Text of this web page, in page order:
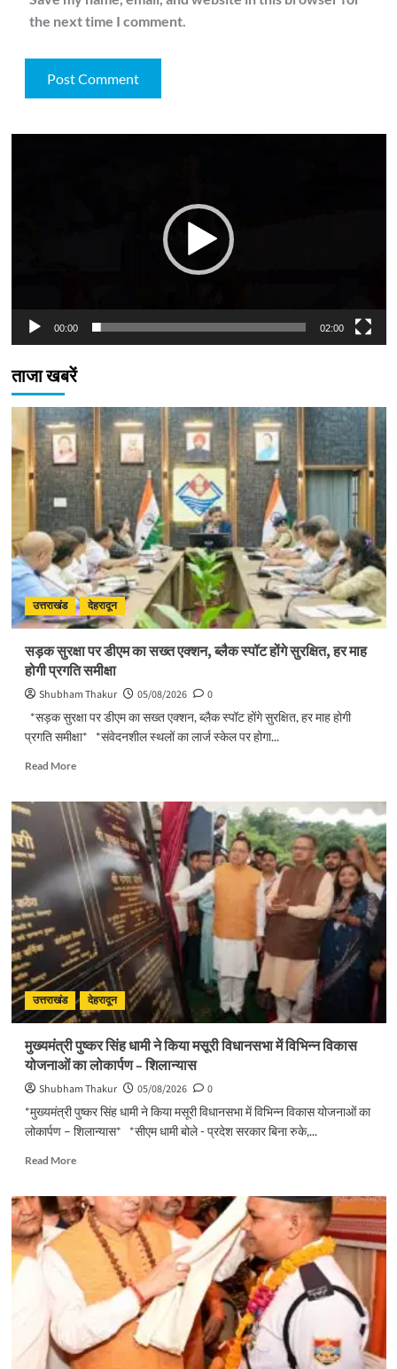
the next time I comment.
00:00 02:00
ताजा खबरें
उत्तराखंड देहरादून
सड़क सुरक्षा पर डीएम का सख्त एक्शन, ब्लैक स्पॉट होंगे सुरक्षित, हर माह
होगी प्रगति समीक्षा
Shubham Thakur 05/08/2026
0
*सड़क सुरक्षा पर डीएम का सख्त एक्शन, ब्लैक स्पॉट होंगे सुरक्षित, हर माह होगी
प्रगति समीक्षा* *संवेदनशील स्थलों का लार्ज स्केल पर होगा...
Read MoreRead
सड़क
सुरक्षा
पर
डीएम
का
सख्त
एक्शन,
ब्लैक
स्पॉट
होंगे
सुरक्षित,
हर
माह
प्रगति
समीक्षा
उत्तराखंड देहरादून
मुख्यमंत्री पुष्कर सिंह धामी ने किया मसूरी विधानसभा में विभिन्न विकास
योजनाओं का लोकार्पण – शिलान्यास
Shubham Thakur 05/08/2026
0
*मुख्यमंत्री पुष्कर सिंह धामी ने किया मसूरी विधानसभा में विभिन्न विकास योजनाओं का
लोकार्पण – शिलान्यास* *सीएम धामी बोले - प्रदेश सरकार बिना रुके,...
Read MoreRead
मुख्यमंत्री
पुष्कर
ने
किया
मसूरी
विधानसभा
विभिन्न